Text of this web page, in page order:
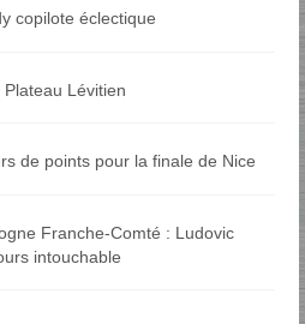
copilote éclectique
Lévitien
de points pour la finale de Nice
Franche-Comté : Ludovic
intouchable